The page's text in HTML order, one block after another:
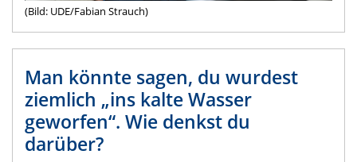
(Bild: UDE/Fabian Strauch)
Man könnte sagen, du wurdest
ziemlich „ins kalte Wasser
geworfen“. Wie denkst du
darüber?